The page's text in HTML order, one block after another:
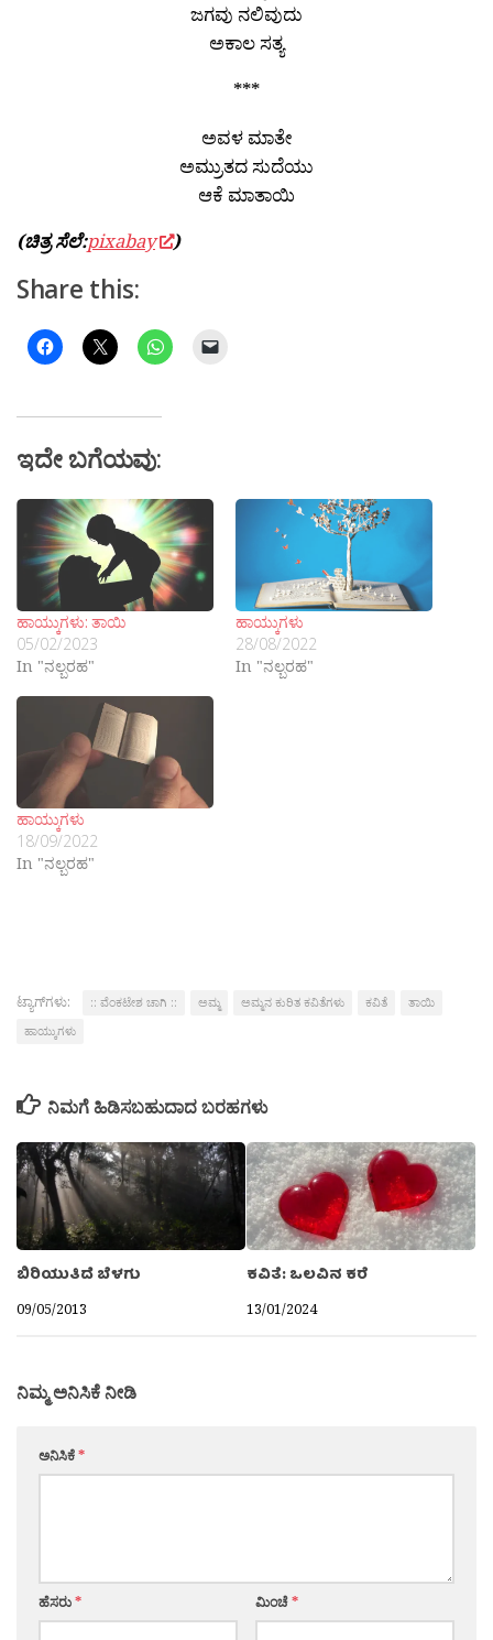
ಜಗವು ನಲಿವುದು
ಅಕಾಲ ಸತ್ಯ
***
ಅವಳ ಮಾತೇ
ಅಮ್ರುತದ ಸುದೆಯು
ಆಕೆ ಮಾತಾಯಿ
(ಚಿತ್ರ ಸೆಲೆ:pixabay )
Share this:
ಇದೇ ಬಗೆಯವು:
ಹಾಯ್ಕುಗಳು: ತಾಯಿ
05/02/2023
In "ನಲ್ಬರಹ"
ಹಾಯ್ಕುಗಳು
28/08/2022
In "ನಲ್ಬರಹ"
ಹಾಯ್ಕುಗಳು
18/09/2022
In "ನಲ್ಬರಹ"
ಟ್ಯಾಗ್‌ಗಳು: :: ವೆಂಕಟೇಶ ಚಾಗಿ :: ಅಮ್ಮ ಅಮ್ಮನ ಕುರಿತ ಕವಿತೆಗಳು ಕವಿತೆ
ತಾಯಿ
ಹಾಯ್ಕುಗಳು
ನಿಮಗೆ ಹಿಡಿಸಬಹುದಾದ ಬರಹಗಳು
ಬಿರಿಯುತಿದೆ ಬೆಳಗು
09/05/2013
ಕವಿತೆ: ಒಲವಿನ ಕರೆ
13/01/2024
ನಿಮ್ಮ ಅನಿಸಿಕೆ ನೀಡಿ
ಅನಿಸಿಕೆ*
ಹೆಸರು* ಮಿಂಚೆ*